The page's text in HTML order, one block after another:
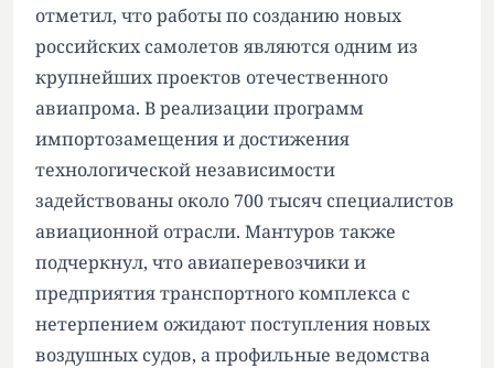
отметил, что работы по созданию новых
российских самолетов являются одним из
крупнейших проектов отечественного
авиапрома. В реализации программ
импортозамещения и достижения
технологической независимости
задействованы около 700 тысяч специалистов
авиационной отрасли. Мантуров также
подчеркнул, что авиаперевозчики и
предприятия транспортного комплекса с
нетерпением ожидают поступления новых
воздушных судов, а профильные ведомства